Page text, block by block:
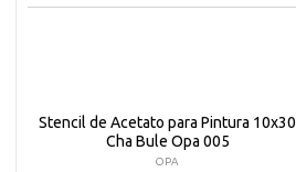
Stencil de Acetato para Pintura 10x30
Cha Bule Opa 005
OPA